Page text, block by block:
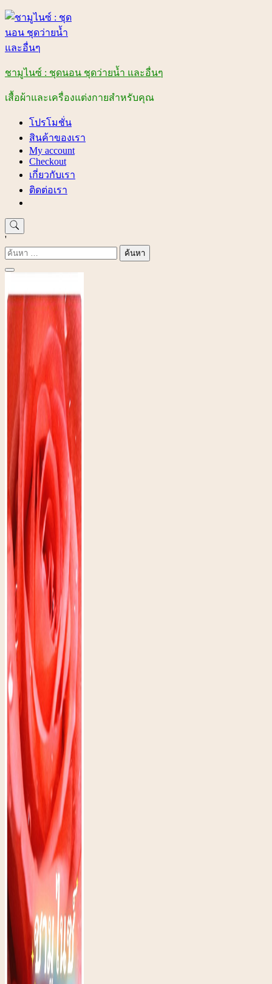
Skip
content
ชามูไนซ์ : ชุดนอน ชุดว่ายน้ำ และอื่นๆ
เสื้อผ้าและเครื่องแต่งกายสำหรับคุณ
โปรโมชั่น
สินค้าของเรา
My account
Checkout
เกี่ยวกับเรา
ติดต่อเรา
'
ค้นหา
สำหรับ: